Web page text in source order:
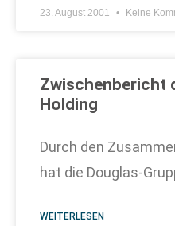
23. August 2001 Keine
Zwischenbericht
Holding
Durch den
hat die Douglas-
WEITERLESEN